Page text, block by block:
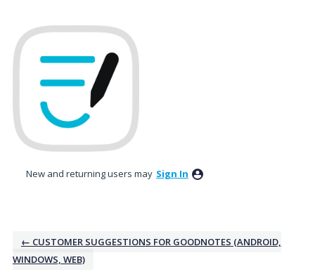
to
content
New and returning users may Sign In
← CUSTOMER SUGGESTIONS FOR GOODNOTES (ANDROID,
WINDOWS, WEB)